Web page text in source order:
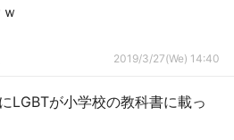
2019/3/27(We) 14:40
LGBTが小学校の教科書に載っ